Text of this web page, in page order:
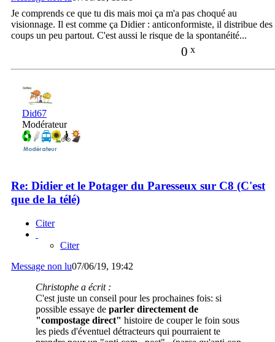
Je comprends ce que tu dis mais moi ça m'a pas choqué au
visionnage. Il est comme ça Didier : anticonformiste, il distribue des
coups un peu partout. C'est aussi le risque de la spontanéité...
0 x
Did67
Modérateur
Re: Didier et le Potager du Paresseux sur C8 (C'est
que de la télé)
Citer
Citer
Message non lu07/06/19, 19:42
Christophe a écrit :
C'est juste un conseil pour les prochaines fois: si
possible essaye de parler directement de
"compostage direct" histoire de couper le foin sous
les pieds d'éventuel détracteurs qui pourraient te